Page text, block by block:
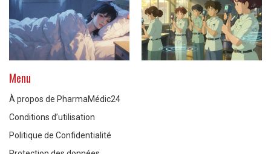
Menu
À propos de PharmaMédic24
Conditions d’utilisation
Politique de Confidentialité